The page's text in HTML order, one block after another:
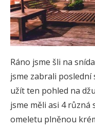
Ráno jsme šli na
jsme zabrali poslední
užít ten pohled na
jsme měli asi 4 různá
omeletu plněnou